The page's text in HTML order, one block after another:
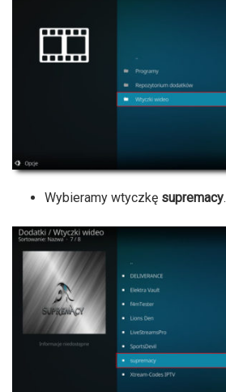
Wybieramy wtyczkę supremacy.